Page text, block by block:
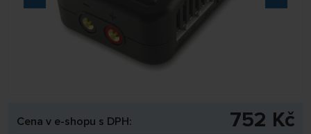
Cena v e-shopu s DPH: 752 Kč